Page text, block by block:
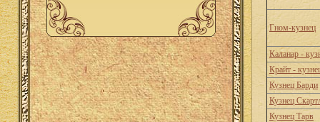
Гном-кузнец
Каланар -
Крайт -
Кузнец Барди
Кузнец
Кузнец Тарв